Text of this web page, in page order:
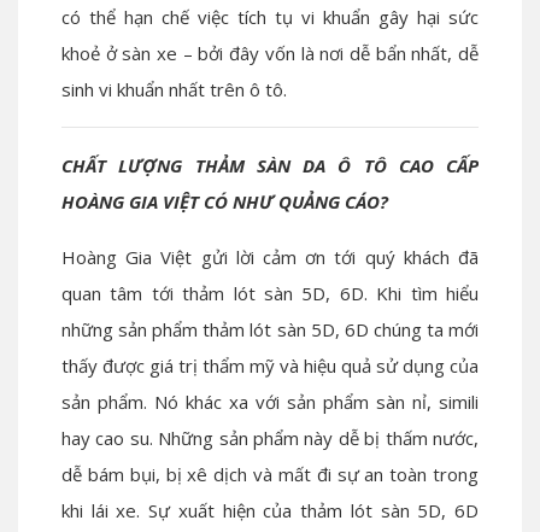
có thể hạn chế việc tích tụ vi khuẩn gây hại sức
khoẻ ở sàn xe – bởi đây vốn là nơi dễ bẩn nhất, dễ
sinh vi khuẩn nhất trên ô tô.
CHẤT LƯỢNG THẢM SÀN DA Ô TÔ CAO CẤP
HOÀNG GIA VIỆT CÓ NHƯ QUẢNG CÁO?
Hoàng Gia Việt gửi lời cảm ơn tới quý khách đã
quan tâm tới thảm lót sàn 5D, 6D. Khi tìm hiểu
những sản phẩm thảm lót sàn 5D, 6D chúng ta mới
thấy được giá trị thẩm mỹ và hiệu quả sử dụng của
sản phẩm. Nó khác xa với sản phẩm sàn nỉ, simili
hay cao su. Những sản phẩm này dễ bị thấm nước,
dễ bám bụi, bị xê dịch và mất đi sự an toàn trong
khi lái xe. Sự xuất hiện của thảm lót sàn 5D, 6D